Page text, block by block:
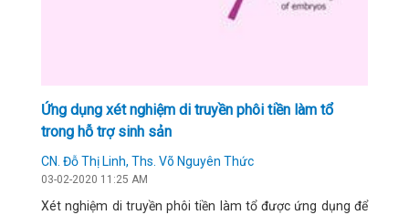
Ứng dụng xét nghiệm di truyền phôi tiền làm tổ
trong hỗ trợ sinh sản
CN. Đỗ Thị Linh, Ths. Võ Nguyên Thức
03-02-2020 11:25 AM
Xét nghiệm di truyền phôi tiền làm tổ được ứng dụng để